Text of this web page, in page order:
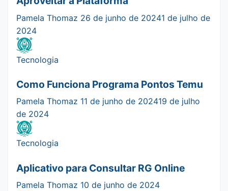
Pamela Thomaz 26 de junho de 20241 de julho de
2024
Tecnologia
Como Funciona Programa Pontos Temu
Pamela Thomaz 11 de junho de 202419 de julho
de 2024
Tecnologia
Aplicativo para Consultar RG Online
Pamela Thomaz 10 de junho de 2024